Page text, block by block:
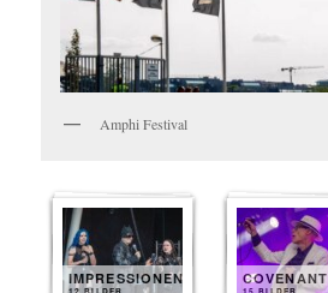
Amphi Festival
IMPRESSIONEN COVENANT